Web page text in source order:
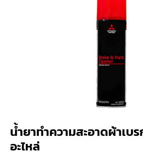
น้ำยาทำความสะอาดผ้าเบ
อะไหล่